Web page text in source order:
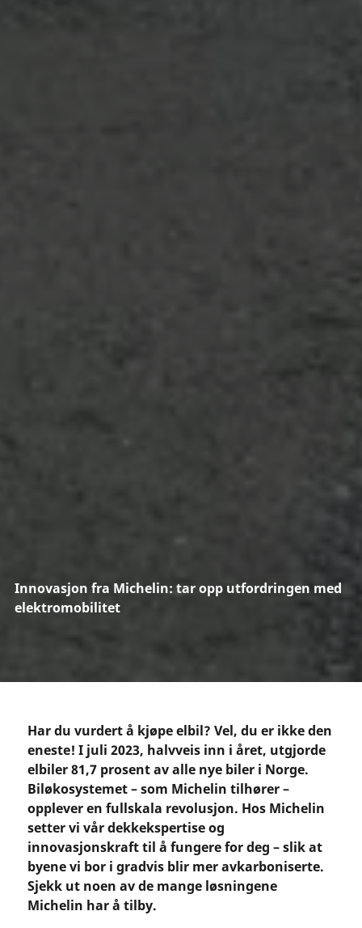
Innovasjon fra Michelin: tar opp utfordringen med
elektromobilitet
Har du vurdert å kjøpe elbil? Vel, du er ikke den
eneste! I juli 2023, halvveis inn i året, utgjorde
elbiler 81,7 prosent av alle nye biler i Norge.
Biløkosystemet – som Michelin tilhører –
opplever en fullskala revolusjon. Hos Michelin
setter vi vår dekkekspertise og
innovasjonskraft til å fungere for deg – slik at
byene vi bor i gradvis blir mer avkarboniserte.
Sjekk ut noen av de mange løsningene
Michelin har å tilby.